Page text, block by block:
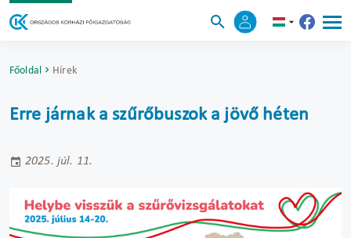
Főoldal Hírek
Erre járnak a szűrőbuszok a jövő héten
2025. júl. 11.